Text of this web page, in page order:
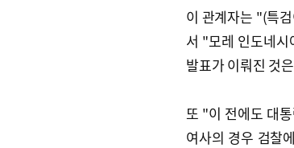
이 관계자는 "(특
서 "모레 인도네시
발표가 이뤄진 것
또 "이 전에도 대
여사의 경우 검찰